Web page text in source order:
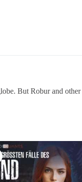
But Robur and other